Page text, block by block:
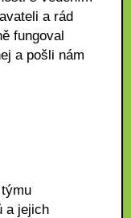
a rád
fungoval
a pošli nám
a jejich